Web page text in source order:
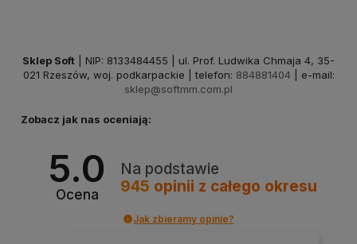
Sklep Soft | NIP: 8133484455 | ul. Prof. Ludwika Chmaja 4, 35-
021 Rzeszów, woj. podkarpackie | telefon: 884881404 | e-mail:
sklep@softmm.com.pl
Zobacz jak nas oceniają:
5.0
Ocena
Na podstawie
945 opinii z całego okresu
Jak zbieramy opinie?